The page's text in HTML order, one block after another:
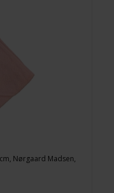
Nørgaard Madsen,